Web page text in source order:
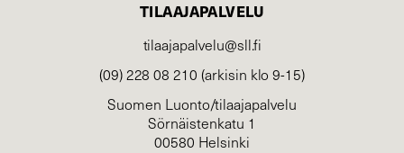
TILAAJAPALVELU
tilaajapalvelu@sll.fi
(09) 228 08 210 (arkisin klo 9-15)
Suomen Luonto/tilaajapalvelu
Sörnäistenkatu 1
00580 Helsinki